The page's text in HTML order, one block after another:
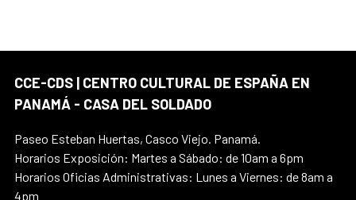
CCE-CDS | CENTRO CULTURAL DE ESPAÑA EN
PANAMÁ - CASA DEL SOLDADO
Paseo Esteban Huertas, Casco Viejo. Panamá.
Horarios Exposición: Martes a Sábado: de 10am a 6pm
Horarios Oficias Administrativas: Lunes a Viernes: de 8am a
4pm